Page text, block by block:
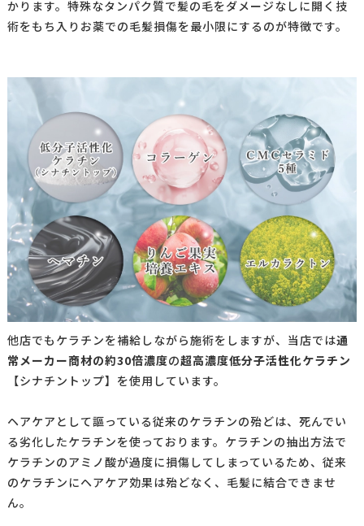
かります。 特殊なタンパク質で髪の毛をダメージなしに開く技
術をもち入りお薬での毛髪損傷を最小限にするのが特徴です。
他店でもケラチンを補給しながら施術をしますが、当店では通
常メーカー商材の約30倍濃度の超高濃度低分子活性化ケラチン
【シナチントップ】を使用しています。
ヘアケアとして謳っている従来のケラチンの殆どは、死んでい
る劣化したケラチンを使っております。 ケラチンの抽出方法で
ケラチンのアミノ酸が過度に損傷してしまっているため、従来
のケラチンにヘアケア効果は殆どなく、毛髪に結合できませ
ん。